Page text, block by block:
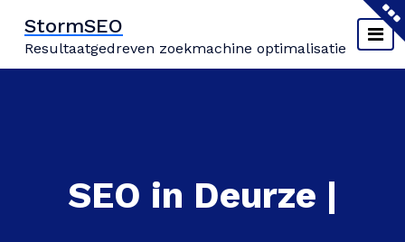
inhoud
springen
StormSEO
Resultaatgedreven zoekmachine optimalisatie
SEO in Deurze |